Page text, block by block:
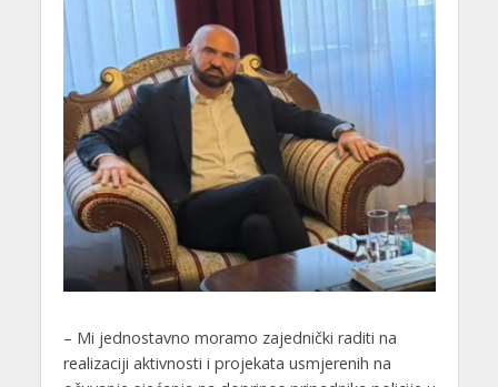
– Mi jednostavno moramo zajednički raditi na
realizaciji aktivnosti i projekata usmjerenih na